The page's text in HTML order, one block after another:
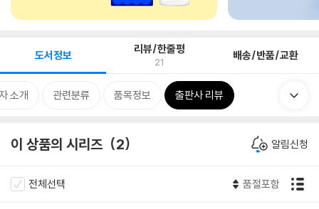
도서정보 리뷰/한줄평
21 배송/반품/교환
소개 관련분류 품목정보 출판사 리뷰
이 상품의 시리즈 2 알림신청
전체선택 품절포함